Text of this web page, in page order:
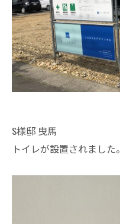
S様邸 曳馬
トイレが設置されました。